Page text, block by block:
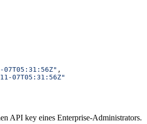
07T05:31:56Z" ,
07T05:31:56Z"
API key eines Enterprise-Administrators.